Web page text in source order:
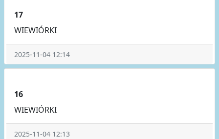
17
WIEWIÓRKI
2025-11-04 12:14
16
WIEWIÓRKI
2025-11-04 12:13